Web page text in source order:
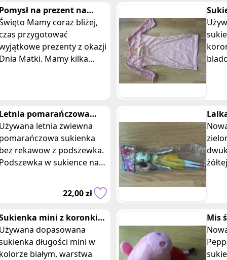
na prezent na
Matki. Co kupić
Mamy coraz bliżej,
przygotować
prezenty z okazji
Matki. Mamy kilka
pomarańczowa
letnia zwiewna
sukienka
rekawow z podszewka.
w sukience na
przód 77 cm, tył 90
22,00 zł
mini z koronki
Perkins
dopasowana
długości mini w
białym, warstwa
Mis